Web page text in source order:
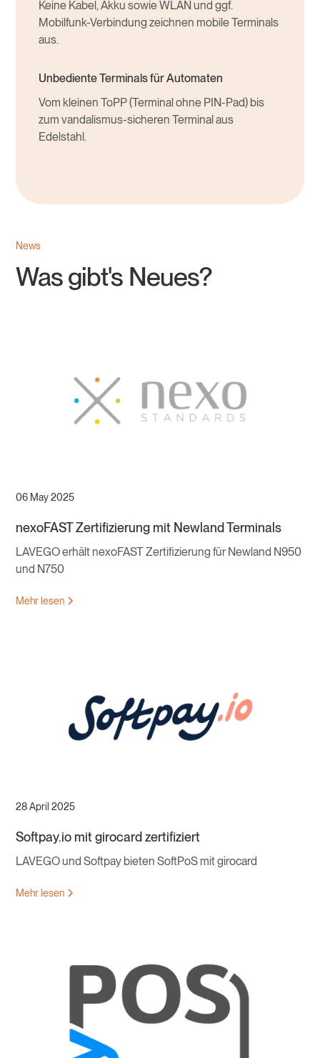
Keine Kabel, Akku sowie WLAN und ggf.
Mobilfunk-Verbindung zeichnen mobile Terminals
aus.
Unbediente Terminals für Automaten
Vom kleinen ToPP (Terminal ohne PIN-Pad) bis
zum vandalismus-sicheren Terminal aus
Edelstahl.
News
Was gibt's Neues?
06 May 2025
nexoFAST Zertifizierung mit Newland Terminals
LAVEGO erhält nexoFAST Zertifizierung für Newland N950
und N750
Mehr lesen
28 April 2025
Softpay.io mit girocard zertifiziert
LAVEGO und Softpay bieten SoftPoS mit girocard
Mehr lesen